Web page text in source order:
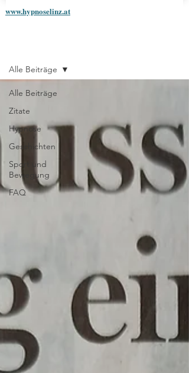
www.hypnoselinz.at
Alle Beiträge
Zitate
Hypnose
Geschichten
Sport und
Bewegung
FAQ
Alle Beiträge